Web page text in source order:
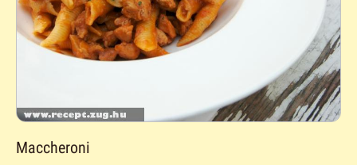
Maccheroni